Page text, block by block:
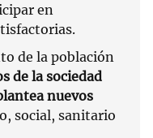
en
de la población
de la sociedad
nuevos
social, sanitario